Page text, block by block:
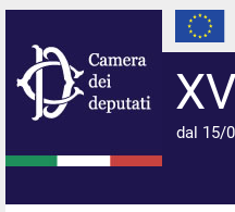
dal 15/